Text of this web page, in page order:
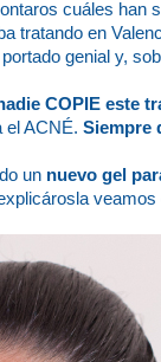
cuáles han
tratando en
genial y,
COPIE este
el ACNÉ. Siempre
un nuevo gel